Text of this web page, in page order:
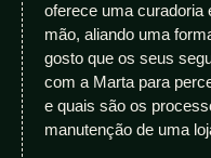
oferece uma curadoria
mão, aliando uma
gosto que os seus
com a Marta para
e quais são os
manutenção de uma